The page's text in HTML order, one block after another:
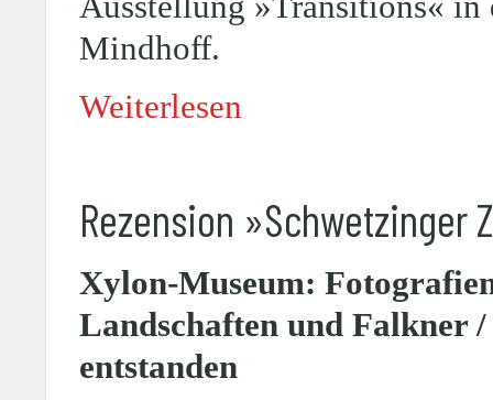
Mindhoff.
Weiterlesen
Rezension »Schwetzinger
Xylon-Museum:
Landschaften und Falkner
entstanden